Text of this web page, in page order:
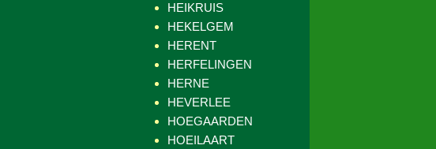
HEIKRUIS
HEKELGEM
HERENT
HERFELINGEN
HERNE
HEVERLEE
HOEGAARDEN
HOEILAART